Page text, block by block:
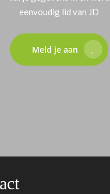
eenvoudig lid van JD
Meld je aan